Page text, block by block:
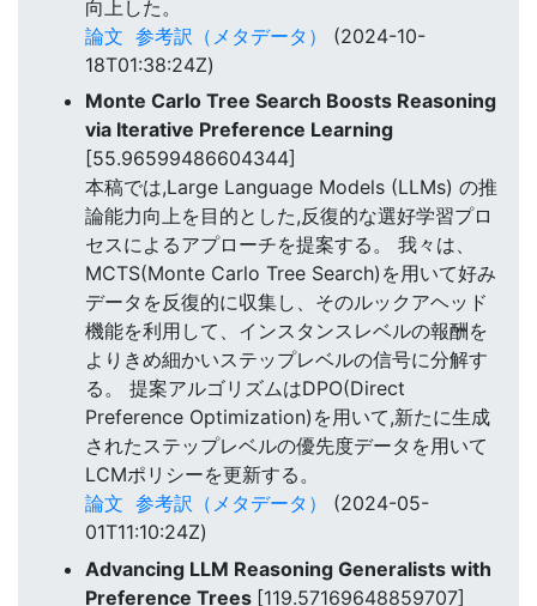
向上した。
論文 参考訳（メタデータ）
(2024-10-
18T01:38:24Z)
Monte Carlo Tree Search Boosts Reasoning
via Iterative Preference Learning
[55.96599486604344]
本稿では,Large Language Models (LLMs) の推
論能力向上を目的とした,反復的な選好学習プロ
セスによるアプローチを提案する。 我々は、
MCTS(Monte Carlo Tree Search)を用いて好み
データを反復的に収集し、そのルックアヘッド
機能を利用して、インスタンスレベルの報酬を
よりきめ細かいステップレベルの信号に分解す
る。 提案アルゴリズムはDPO(Direct
Preference Optimization)を用いて,新たに生成
されたステップレベルの優先度データを用いて
LCMポリシーを更新する。
論文 参考訳（メタデータ）
(2024-05-
01T11:10:24Z)
Advancing LLM Reasoning Generalists with
Preference Trees [119.57169648859707]